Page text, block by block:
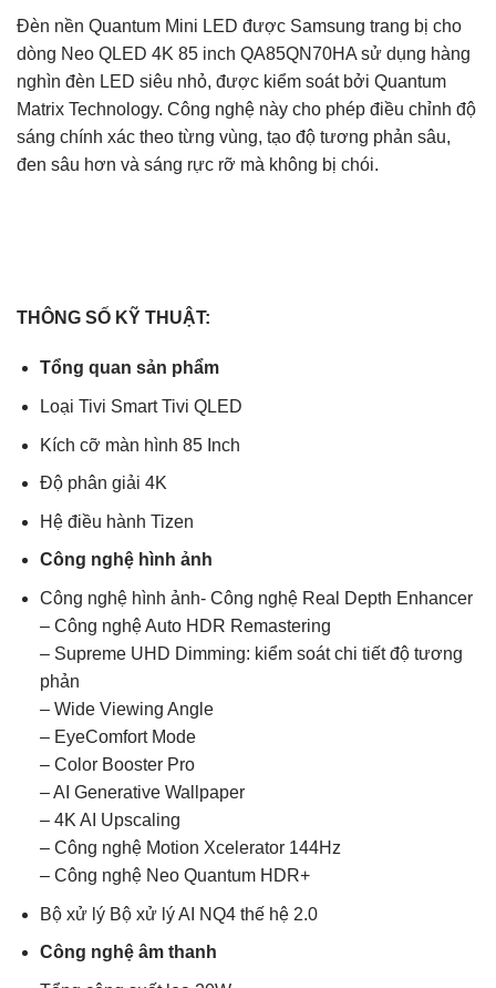
Đèn nền Quantum Mini LED được Samsung trang bị cho
dòng Neo QLED 4K 85 inch QA85QN70HA sử dụng hàng
nghìn đèn LED siêu nhỏ, được kiểm soát bởi Quantum
Matrix Technology. Công nghệ này cho phép điều chỉnh độ
sáng chính xác theo từng vùng, tạo độ tương phản sâu,
đen sâu hơn và sáng rực rỡ mà không bị chói.
THÔNG SỐ KỸ THUẬT:
Tổng quan sản phẩm
Loại Tivi Smart Tivi QLED
Kích cỡ màn hình 85 Inch
Độ phân giải 4K
Hệ điều hành Tizen
Công nghệ hình ảnh
Công nghệ hình ảnh- Công nghệ Real Depth Enhancer
– Công nghệ Auto HDR Remastering
– Supreme UHD Dimming: kiểm soát chi tiết độ tương
phản
– Wide Viewing Angle
– EyeComfort Mode
– Color Booster Pro
– AI Generative Wallpaper
– 4K AI Upscaling
– Công nghệ Motion Xcelerator 144Hz
– Công nghệ Neo Quantum HDR+
Bộ xử lý Bộ xử lý AI NQ4 thế hệ 2.0
Công nghệ âm thanh